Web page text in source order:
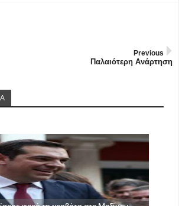
Previous
Παλαιότερη Ανάρτηση